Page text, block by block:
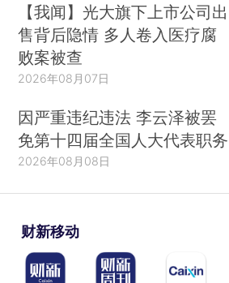
【我闻】光大旗下上市公司出
售背后隐情 多人卷入医疗腐
败案被查
2026年08月07日
因严重违纪违法 李云泽被罢
免第十四届全国人大代表职务
2026年08月08日
财新移动